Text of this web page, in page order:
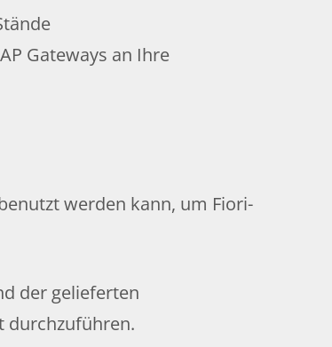
Gateways an Ihre
werden kann, um Fiori-
der gelieferten
durchzuführen.